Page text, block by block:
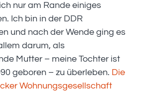
nur am Rande einiges
Ich bin in der DDR
und nach der Wende ging es
darum, als
Mutter – meine Tochter ist
geboren – zu überleben. Die
Wohnungsgesellschaft